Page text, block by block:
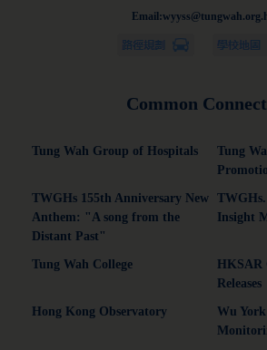
Common
Tung Wah Group of Hospitals
Tung
TWGHs 155th Anniversary New
Anthem: "A song from the
Distant Past"
Insight
Tung Wah College
HKSAR
Releases
Hong Kong Observatory
Wu